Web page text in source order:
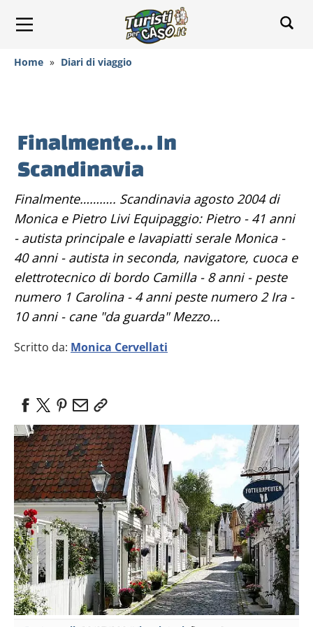
Home » Diari di viaggio
Finalmente… In
Scandinavia
Finalmente……….. Scandinavia agosto 2004 di
Monica e Pietro Livi Equipaggio: Pietro - 41 anni
- autista principale e lavapiatti serale Monica -
40 anni - autista in seconda, navigatore, cuoca e
elettrotecnico di bordo Camilla - 8 anni - peste
numero 1 Carolina - 4 anni peste numero 2 Ira -
10 anni - cane "da guarda" Mezzo...
Scritto da: Monica Cervellati